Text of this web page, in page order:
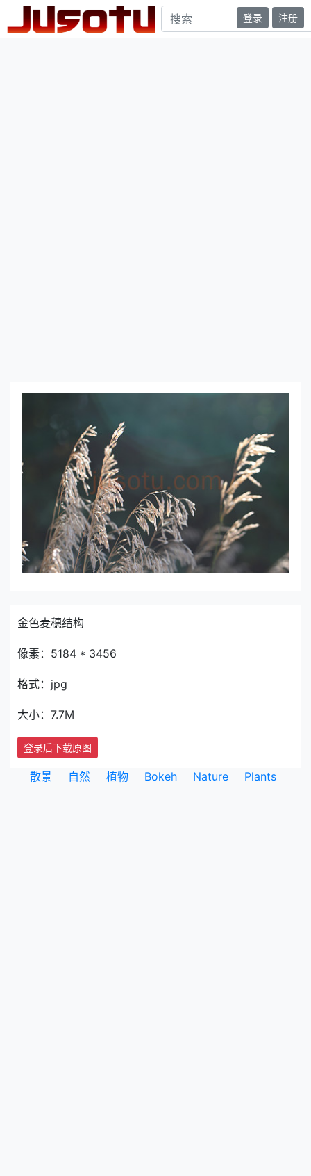
登录 注册
金色麦穗结构
像素：5184 * 3456
格式：jpg
大小：7.7M
登录后下载原图
散景 自然 植物 Bokeh Nature Plants